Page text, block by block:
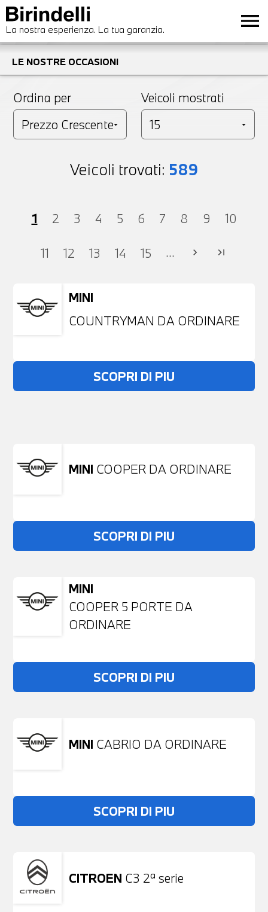
La nostra esperienza. La tua garanzia. menu
LE NOSTRE OCCASIONI
Ordina per Veicoli mostrati
Veicoli trovati: 589
1 2 3 4 5 6 7 8 9 10
11 12 13 14 15 ... chevron_right last_page
MINI
COUNTRYMAN DA ORDINARE
SCOPRI DI PIU
Non stai trovando ciò che cerchi?
MINI COOPER DA ORDINARE
SCOPRI DI PIU
MINI
COOPER 5 PORTE DA
ORDINARE
SCOPRI DI PIU
MINI CABRIO DA ORDINARE
SCOPRI DI PIU
CITROEN C3 2ª serie
Usato